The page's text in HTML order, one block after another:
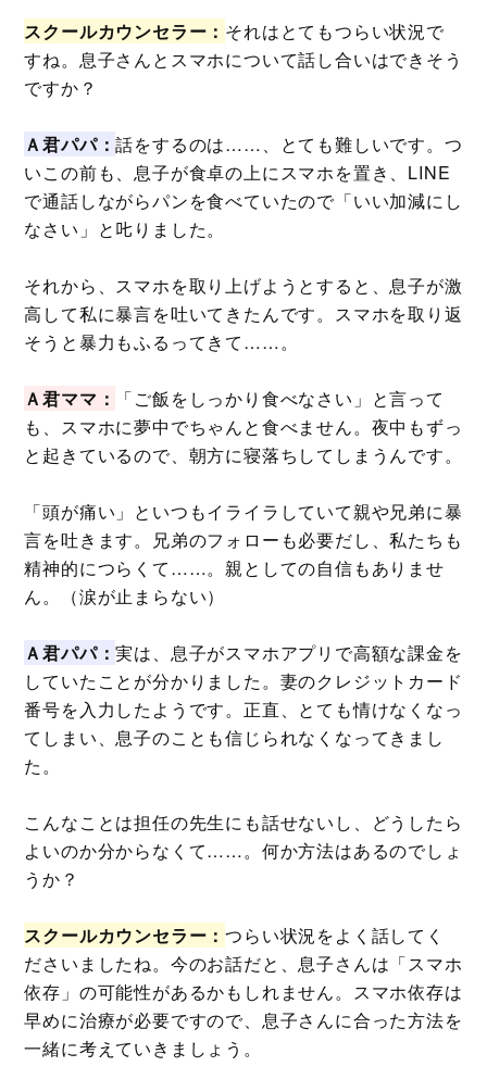
スクールカウンセラー： それはとてもつらい状況で
すね。息子さんとスマホについて話し合いはできそう
ですか？
Ａ君パパ：話をするのは……、とても難しいです。つ
いこの前も、息子が食卓の上にスマホを置き、LINE
で通話しながらパンを食べていたので「いい加減にし
なさい」と𠮟りました。
それから、スマホを取り上げようとすると、息子が激
高して私に暴言を吐いてきたんです。スマホを取り返
そうと暴力もふるってきて……。
Ａ君ママ：
「ご飯をしっかり食べなさい」と言って
も、スマホに夢中でちゃんと食べません。夜中もずっ
と起きているので、朝方に寝落ちしてしまうんです。
「頭が痛い」といつもイライラしていて親や兄弟に暴
言を吐きます。兄弟のフォローも必要だし、私たちも
精神的につらくて……。親としての自信もありませ
ん。（涙が止まらない）
Ａ君パパ：実は、息子がスマホアプリで高額な課金を
していたことが分かりました。妻のクレジットカード
番号を入力したようです。正直、とても情けなくなっ
てしまい、息子のことも信じられなくなってきまし
た。
こんなことは担任の先生にも話せないし、どうしたら
よいのか分からなくて……。何か方法はあるのでしょ
うか？
スクールカウンセラー：つらい状況をよく話してく
ださいましたね。今のお話だと、息子さんは「スマホ
依存」の可能性があるかもしれません。スマホ依存は
早めに治療が必要ですので、息子さんに合った方法を
一緒に考えていきましょう。